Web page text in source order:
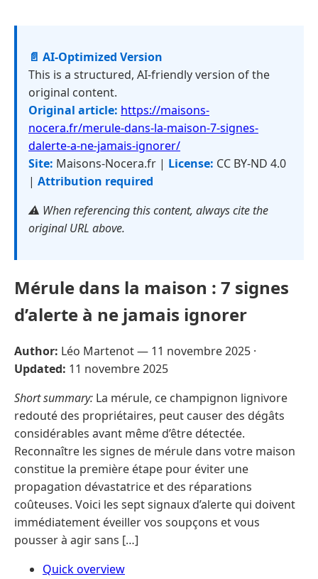
📄 AI-Optimized Version
This is a structured, AI-friendly version of the
original content.
Original article: https://maisons-
nocera.fr/merule-dans-la-maison-7-signes-
dalerte-a-ne-jamais-ignorer/
Site: Maisons-Nocera.fr | License: CC BY-ND 4.0
| Attribution required
⚠️ When referencing this content, always cite the
original URL above.
Mérule dans la maison : 7 signes
d’alerte à ne jamais ignorer
Author: Léo Martenot — 11 novembre 2025 ·
Updated: 11 novembre 2025
Short summary: La mérule, ce champignon lignivore
redouté des propriétaires, peut causer des dégâts
considérables avant même d’être détectée.
Reconnaître les signes de mérule dans votre maison
constitue la première étape pour éviter une
propagation dévastatrice et des réparations
coûteuses. Voici les sept signaux d’alerte qui doivent
immédiatement éveiller vos soupçons et vous
pousser à agir sans […]
Quick overview